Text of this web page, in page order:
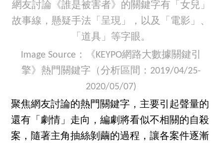
網友討論《誰是被害者》的關鍵字有「女兒」
故事線，懸疑手法「呈現」，以及「電影」、
「道具」等字眼。
Image Source：《KEYPO網路大數據關鍵引
擎》熱門關鍵字（分析區間：2019/04/25-
2020/05/07)
聚焦網友討論的熱門關鍵字，主要引起聲量的
還有「劇情」走向，編劇將看似不相關的自殺
案，隨著主角抽絲剝繭的過程，讓各案件逐漸